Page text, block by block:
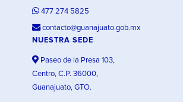
477 274 5825
contacto@guanajuato.gob.mx
NUESTRA SEDE
Paseo de la Presa 103,
Centro, C.P. 36000,
Guanajuato, GTO.